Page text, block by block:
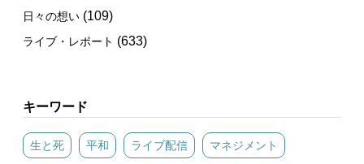
日々の想い (109)
ライブ・レポート (633)
キーワード
生と死 平和 ライブ配信 マネジメント